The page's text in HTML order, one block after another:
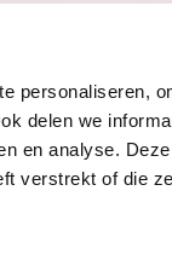
personaliseren,
delen we
en analyse.
verstrekt of die